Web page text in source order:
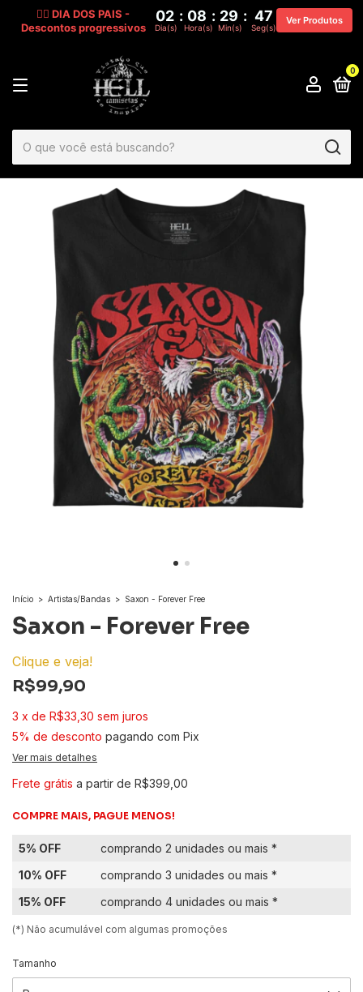
🧔‍♂️ DIA DOS PAIS -
Descontos progressivos
02 : 08 : 29 : 45
Dia(s) Hora(s) Min(s) Seg(s)
Ver Produtos
0
Início > Artistas/Bandas > Saxon - Forever Free
Saxon - Forever Free
Clique e veja!
R$99,90
3 x de R$33,30 sem juros
5% de desconto pagando com Pix
Ver mais detalhes
Frete grátis a partir de R$399,00
COMPRE MAIS, PAGUE MENOS!
5% OFF
comprando 2 unidades ou mais *
10% OFF
comprando 3 unidades ou mais *
15% OFF
comprando 4 unidades ou mais *
(*) Não acumulável com algumas promoções
Tamanho